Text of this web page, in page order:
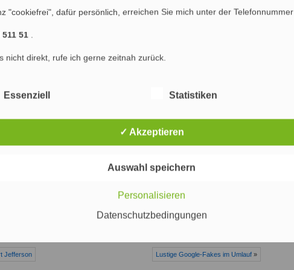
den schleichenden Verfall der Suchmaschinen-Werbedominanz zum
Cutts-Ära ebenfalls für 2011 zu prognostizieren. 😉
Gunsten des Rich Media Advertising in den kommenden Jahren auch
und Werbetreibende zu interessieren scheinen.
- 21:54 Uhr)
Werbung u. Vertrieb
Kommentarfunktion ist deaktiviert
Jefferson Lustige Google-Fakes im Umlauf »
"cookiefrei", dafür persönlich, erreichen Sie mich unter der Telefonnummer
511 51
nicht direkt, rufe ich gerne zeitnah zurück.
Essenziell Statistiken
✓ Akzeptieren
Auswahl speichern
Personalisieren
Datenschutzbedingungen